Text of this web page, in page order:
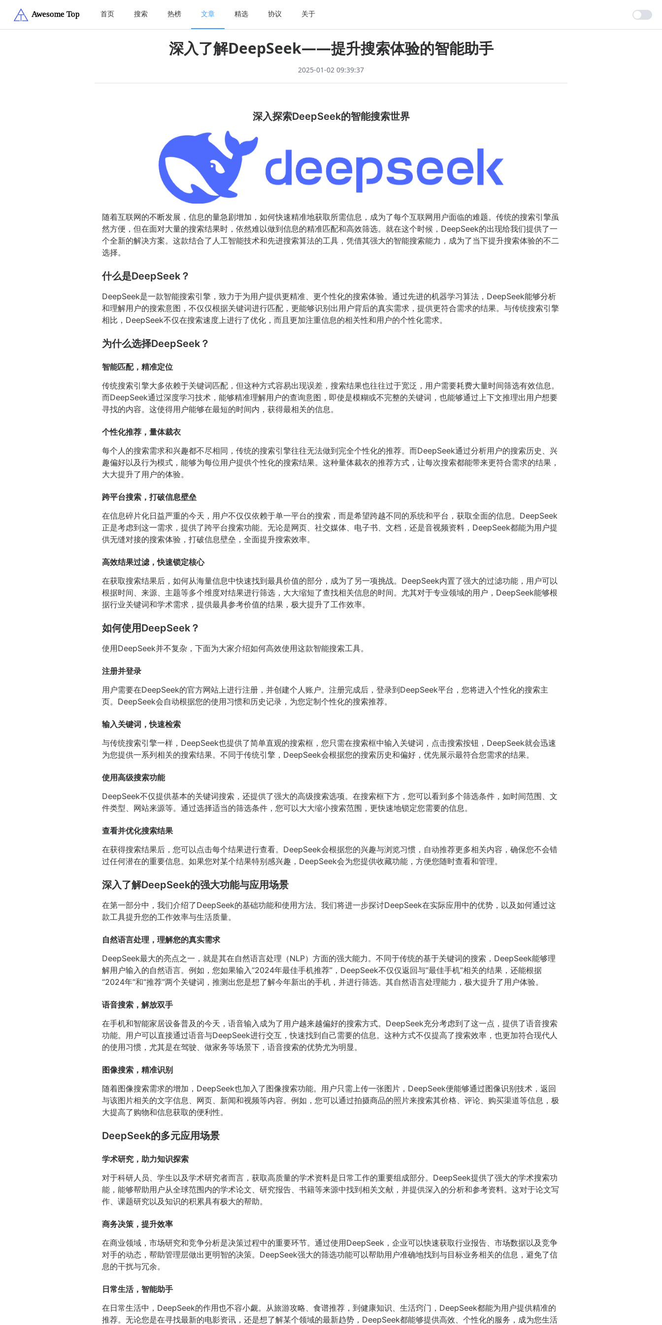
首页 搜索 热榜 文章 精选 协议 关于
深入了解DeepSeek——提升搜索体验的智能助手
2025-01-02 09:39:37
深入探索DeepSeek的智能搜索世界
随着互联网的不断发展，信息的量急剧增加，如何快速精准地获取所需信息，成为了每个互联网用户面临的难题。传统的搜索引擎虽
然方便，但在面对大量的搜索结果时，依然难以做到信息的精准匹配和高效筛选。就在这个时候，DeepSeek的出现给我们提供了一
个全新的解决方案。这款结合了人工智能技术和先进搜索算法的工具，凭借其强大的智能搜索能力，成为了当下提升搜索体验的不二
选择。
什么是DeepSeek？
DeepSeek是一款智能搜索引擎，致力于为用户提供更精准、更个性化的搜索体验。通过先进的机器学习算法，DeepSeek能够分析
和理解用户的搜索意图，不仅仅根据关键词进行匹配，更能够识别出用户背后的真实需求，提供更符合需求的结果。与传统搜索引擎
相比，DeepSeek不仅在搜索速度上进行了优化，而且更加注重信息的相关性和用户的个性化需求。
为什么选择DeepSeek？
智能匹配，精准定位
传统搜索引擎大多依赖于关键词匹配，但这种方式容易出现误差，搜索结果也往往过于宽泛，用户需要耗费大量时间筛选有效信息。
而DeepSeek通过深度学习技术，能够精准理解用户的查询意图，即使是模糊或不完整的关键词，也能够通过上下文推理出用户想要
寻找的内容。这使得用户能够在最短的时间内，获得最相关的信息。
个性化推荐，量体裁衣
每个人的搜索需求和兴趣都不尽相同，传统的搜索引擎往往无法做到完全个性化的推荐。而DeepSeek通过分析用户的搜索历史、兴
趣偏好以及行为模式，能够为每位用户提供个性化的搜索结果。这种量体裁衣的推荐方式，让每次搜索都能带来更符合需求的结果，
大大提升了用户的体验。
跨平台搜索，打破信息壁垒
在信息碎片化日益严重的今天，用户不仅仅依赖于单一平台的搜索，而是希望跨越不同的系统和平台，获取全面的信息。DeepSeek
正是考虑到这一需求，提供了跨平台搜索功能。无论是网页、社交媒体、电子书、文档，还是音视频资料，DeepSeek都能为用户提
供无缝对接的搜索体验，打破信息壁垒，全面提升搜索效率。
高效结果过滤，快速锁定核心
在获取搜索结果后，如何从海量信息中快速找到最具价值的部分，成为了另一项挑战。DeepSeek内置了强大的过滤功能，用户可以
根据时间、来源、主题等多个维度对结果进行筛选，大大缩短了查找相关信息的时间。尤其对于专业领域的用户，DeepSeek能够根
据行业关键词和学术需求，提供最具参考价值的结果，极大提升了工作效率。
如何使用DeepSeek？
使用DeepSeek并不复杂，下面为大家介绍如何高效使用这款智能搜索工具。
注册并登录
用户需要在DeepSeek的官方网站上进行注册，并创建个人账户。注册完成后，登录到DeepSeek平台，您将进入个性化的搜索主
页。DeepSeek会自动根据您的使用习惯和历史记录，为您定制个性化的搜索推荐。
输入关键词，快速检索
与传统搜索引擎一样，DeepSeek也提供了简单直观的搜索框，您只需在搜索框中输入关键词，点击搜索按钮，DeepSeek就会迅速
为您提供一系列相关的搜索结果。不同于传统引擎，DeepSeek会根据您的搜索历史和偏好，优先展示最符合您需求的结果。
使用高级搜索功能
DeepSeek不仅提供基本的关键词搜索，还提供了强大的高级搜索选项。在搜索框下方，您可以看到多个筛选条件，如时间范围、文
件类型、网站来源等。通过选择适当的筛选条件，您可以大大缩小搜索范围，更快速地锁定您需要的信息。
查看并优化搜索结果
在获得搜索结果后，您可以点击每个结果进行查看。DeepSeek会根据您的兴趣与浏览习惯，自动推荐更多相关内容，确保您不会错
过任何潜在的重要信息。如果您对某个结果特别感兴趣，DeepSeek会为您提供收藏功能，方便您随时查看和管理。
深入了解DeepSeek的强大功能与应用场景
在第一部分中，我们介绍了DeepSeek的基础功能和使用方法。我们将进一步探讨DeepSeek在实际应用中的优势，以及如何通过这
款工具提升您的工作效率与生活质量。
自然语言处理，理解您的真实需求
DeepSeek最大的亮点之一，就是其在自然语言处理（NLP）方面的强大能力。不同于传统的基于关键词的搜索，DeepSeek能够理
解用户输入的自然语言。例如，您如果输入“2024年最佳手机推荐”，DeepSeek不仅仅返回与“最佳手机”相关的结果，还能根据
“2024年”和“推荐”两个关键词，推测出您是想了解今年新出的手机，并进行筛选。其自然语言处理能力，极大提升了用户体验。
语音搜索，解放双手
在手机和智能家居设备普及的今天，语音输入成为了用户越来越偏好的搜索方式。DeepSeek充分考虑到了这一点，提供了语音搜索
功能。用户可以直接通过语音与DeepSeek进行交互，快速找到自己需要的信息。这种方式不仅提高了搜索效率，也更加符合现代人
的使用习惯，尤其是在驾驶、做家务等场景下，语音搜索的优势尤为明显。
图像搜索，精准识别
随着图像搜索需求的增加，DeepSeek也加入了图像搜索功能。用户只需上传一张图片，DeepSeek便能够通过图像识别技术，返回
与该图片相关的文字信息、网页、新闻和视频等内容。例如，您可以通过拍摄商品的照片来搜索其价格、评论、购买渠道等信息，极
大提高了购物和信息获取的便利性。
DeepSeek的多元应用场景
学术研究，助力知识探索
对于科研人员、学生以及学术研究者而言，获取高质量的学术资料是日常工作的重要组成部分。DeepSeek提供了强大的学术搜索功
能，能够帮助用户从全球范围内的学术论文、研究报告、书籍等来源中找到相关文献，并提供深入的分析和参考资料。这对于论文写
作、课题研究以及知识的积累具有极大的帮助。
商务决策，提升效率
在商业领域，市场研究和竞争分析是决策过程中的重要环节。通过使用DeepSeek，企业可以快速获取行业报告、市场数据以及竞争
对手的动态，帮助管理层做出更明智的决策。DeepSeek强大的筛选功能可以帮助用户准确地找到与目标业务相关的信息，避免了信
息的干扰与冗余。
日常生活，智能助手
在日常生活中，DeepSeek的作用也不容小觑。从旅游攻略、食谱推荐，到健康知识、生活窍门，DeepSeek都能为用户提供精准的
推荐。无论您是在寻找最新的电影资讯，还是想了解某个领域的最新趋势，DeepSeek都能够提供高效、个性化的服务，成为您生活